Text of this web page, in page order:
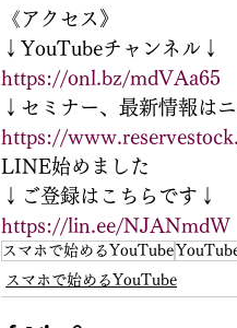
《アクセス》
↓YouTubeチャンネル↓
https://onl.bz/mdVAa65
↓セミナー、最新情報は
https://
LINE始めました
↓ご登録はこちらです↓
https://lin.ee/NJANmdW
スマホで始めるYouTube
スマホで始めるYouTube